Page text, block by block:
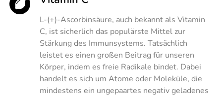
L-(+)-Ascorbinsäure, auch bekannt als Vitamin
C, ist sicherlich das populärste Mittel zur
Stärkung des Immunsystems. Tatsächlich
leistet es einen großen Beitrag für unseren
Körper, indem es freie Radikale bindet. Dabei
handelt es sich um Atome oder Moleküle, die
mindestens ein ungepaartes negativ geladenes